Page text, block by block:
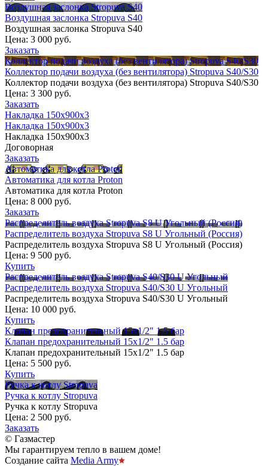
Воздушная заслонка Stropuva S40
Воздушная заслонка Stropuva S40
Воздушная заслонка Stropuva S40
Цена: 3 000 руб.
Заказать
Коллектор подачи воздуха (без вентилятора) Stropuva S40/S30
Коллектор подачи воздуха (без вентилятора) Stropuva S40/S30
Коллектор подачи воздуха (без вентилятора) Stropuva S40/S30
Цена: 3 300 руб.
Заказать
Накладка 150х900х3
Накладка 150х900х3
Накладка 150х900х3
Договорная
Заказать
Автоматика для котла Proton
Автоматика для котла Proton
Автоматика для котла Proton
Цена: 8 000 руб.
Заказать
Распределитель воздуха Stropuva S8 U Угольный (Россия)
Распределитель воздуха Stropuva S8 U Угольный (Россия)
Распределитель воздуха Stropuva S8 U Угольный (Россия)
Цена: 9 500 руб.
Купить
Распределитель воздуха Stropuva S40/S30 U Угольный
Распределитель воздуха Stropuva S40/S30 U Угольный
Распределитель воздуха Stropuva S40/S30 U Угольный
Цена: 10 000 руб.
Купить
Клапан предохранительный 15х1/2" 1.5 бар
Клапан предохранительный 15х1/2" 1.5 бар
Клапан предохранительный 15х1/2" 1.5 бар
Цена: 5 500 руб.
Купить
Ручка к котлу Stropuva
Ручка к котлу Stropuva
Ручка к котлу Stropuva
Цена: 2 500 руб.
Заказать
© Газмастер
Мы гарантируем тепло в вашем доме!
Создание сайта Media Army